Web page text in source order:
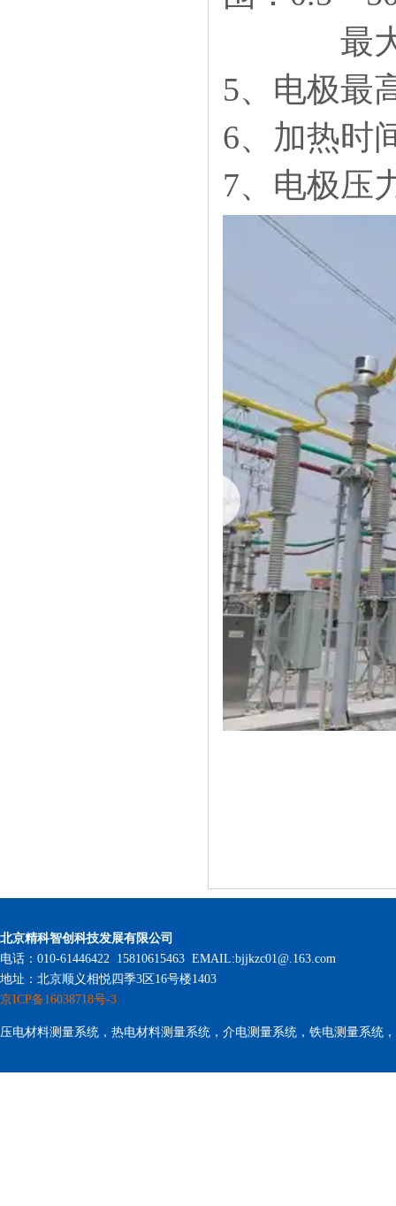
最
5、电极
6、加热
7、电极
北京精科智创科技发展有限公司
电话：010-61446422 15810615463 EMAIL:bjjkzc01@.163.com
地址：北京顺义相悦四季3区16号楼1403
京ICP备16038718号-3
压电材料测量系统，热电材料测量系统，介电测量系统，铁电测量系统